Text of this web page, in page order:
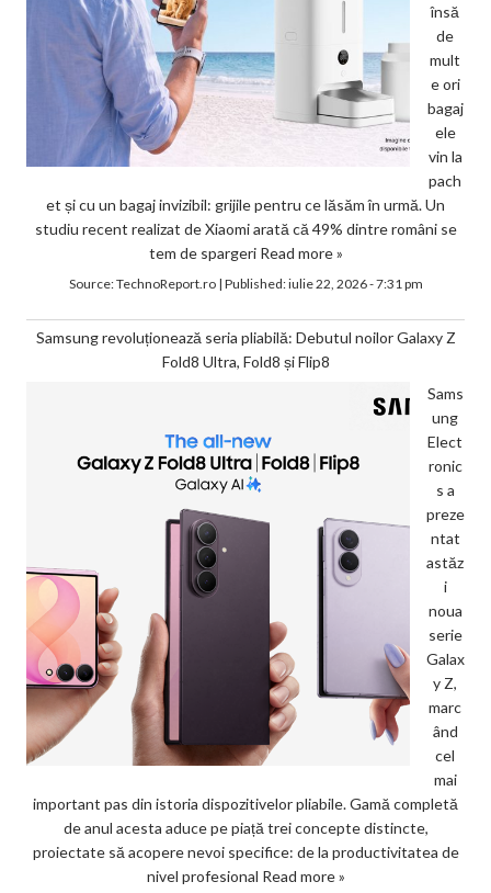
însă
de
mult
e ori
bagaj
ele
vin la
pach
et și cu un bagaj invizibil: grijile pentru ce lăsăm în urmă. Un
studiu recent realizat de Xiaomi arată că 49% dintre români se
tem de spargeri Read more »
Source:TechnoReport.ro| Published:iulie 22, 2026 - 7:31 pm
Samsung revoluționează seria pliabilă: Debutul noilor Galaxy Z
Fold8 Ultra, Fold8 și Flip8
Sams
ung
Elect
ronic
s a
preze
ntat
astăz
i
noua
serie
Galax
y Z,
marc
ând
cel
mai
important pas din istoria dispozitivelor pliabile. Gamă completă
de anul acesta aduce pe piață trei concepte distincte,
proiectate să acopere nevoi specifice: de la productivitatea de
nivel profesional Read more »